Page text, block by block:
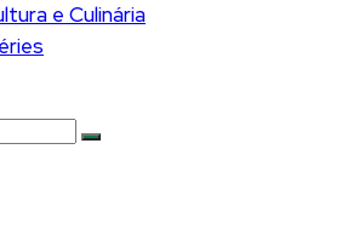
e Culinária